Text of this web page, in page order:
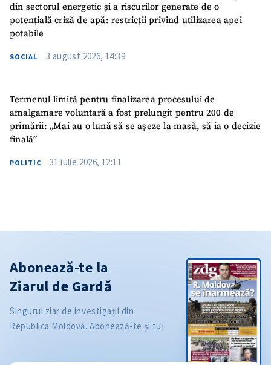
din sectorul energetic și a riscurilor generate de o
potențială criză de apă: restricții privind utilizarea apei
potabile
SOCIAL 3 august 2026, 14:39
Termenul limită pentru finalizarea procesului de
amalgamare voluntară a fost prelungit pentru 200 de
primării: „Mai au o lună să se așeze la masă, să ia o decizie
finală”
POLITIC 31 iulie 2026, 12:11
Abonează-te la
Ziarul de Gardă
Singurul ziar de investigații din
Republica Moldova. Abonează-te și tu!